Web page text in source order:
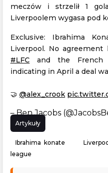
meczów i strzelił 1
Liverpoolem wygasa pod
Exclusive: Ibrahima
Liverpool. No
#LFC and the French
indicating in April a deal
🤝 @alex_crook
– Ben Jacobs
Artykuły
Ibrahima konate
league